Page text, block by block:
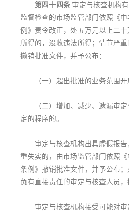
第四十四条 审定与核查机构
监督检查的市场监管部门依照《
例》责令改正，处五万元以上二
所得的，没收违法所得；情节严
撤销批准文件，并予公布：
（一）超出批准的业务范围开
（二）增加、减少、遗漏审定
定的程序的。
审定与核查机构出具虚假报告
重失实的，由市场监管部门依照
条例》撤销批准文件，并予公布
负有直接责任的审定与核查人员，
审定与核查机构接受可能对审